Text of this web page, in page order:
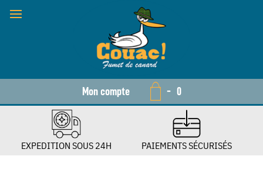
Mon compte - 0
EXPEDITION SOUS 24H PAIEMENTS SÉCURISÉS